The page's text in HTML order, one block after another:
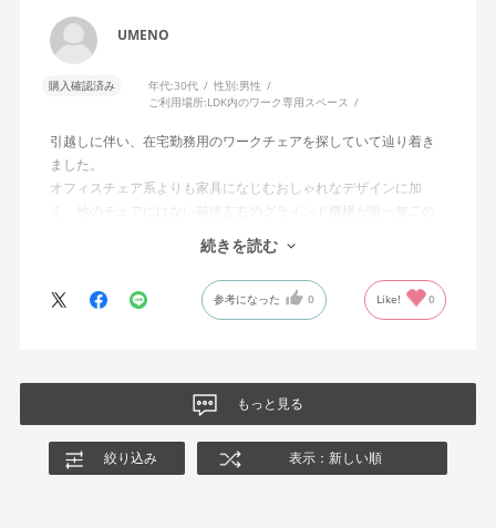
リビングにワークスペースがあるため、インテリアになじむよ
う、背もたれは合板ミディアムアッシュ、4本脚を選択しました
だほうがいいと思います。ラクラク納品で配送をお願いしたとこ
り、「いよいよ使える！」というワクワクもありました。
自分が思ってた以上に生活空間になじみ、見た目も機能もとって
も満足。長く大切に使いたいと思います。
UMENO
購入確認済み 年代:30代 性別:男性
ご利用場所:LDK内のワーク専用スペース
引越しに伴い、在宅勤務用のワークチェアを探していて辿り着き
ました。
オフィスチェア系よりも家具になじむおしゃれなデザインに加
え、他のチェアにはない前後左右のグラインド機構が唯一無二の
価値を持っており、我が家自慢のインテリアです。
◯ingシリーズを実際に座ってみた感覚として、無印ingはグライン
ド感が強い＋オフィスチェア感が強く、ingCloudはふんわりしす
うという気になるバランスが良いと感じています
◯背もたれ部分を木材にするのは硬さの面で迷いましたが、ショ
ールームのKOKUYO社員さんからも「もたれかかるイスではない
のでそこまで心配しなくても大丈夫」とのコメント通り、実際使
続きを読む
参考になった 0 Like! 0
もっと見る
絞り込み 表示：新しい順